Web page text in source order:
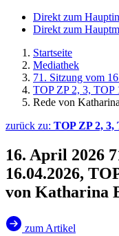
Direkt zum
Direkt zum
Startseite
Mediathek
71. Sitzung vom
TOP ZP 2, 3, TOP
Rede von
zurück zu: TOP ZP 2, 3,
16. April 2026
16.04.2026,
von Katharina
zum Artikel